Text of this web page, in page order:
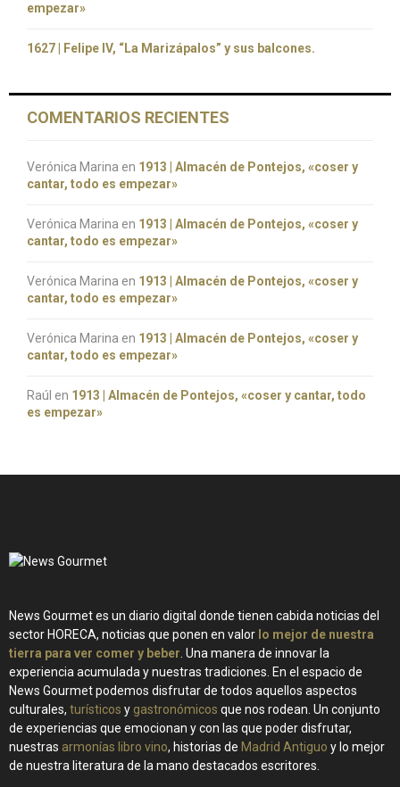
empezar»
1627 | Felipe IV, “La Marizápalos” y sus balcones.
COMENTARIOS RECIENTES
Verónica Marina en 1913 | Almacén de Pontejos, «coser y
cantar, todo es empezar»
Verónica Marina en 1913 | Almacén de Pontejos, «coser y
cantar, todo es empezar»
Verónica Marina en 1913 | Almacén de Pontejos, «coser y
cantar, todo es empezar»
Verónica Marina en 1913 | Almacén de Pontejos, «coser y
cantar, todo es empezar»
Raúl en 1913 | Almacén de Pontejos, «coser y cantar, todo
es empezar»
News Gourmet es un diario digital donde tienen cabida noticias del
sector HORECA, noticias que ponen en valor lo mejor de nuestra
tierra para ver comer y beber . Una manera de innovar la
experiencia acumulada y nuestras tradiciones. En el espacio de
News Gourmet podemos disfrutar de todos aquellos aspectos
culturales, turísticos y gastronómicos que nos rodean. Un conjunto
de experiencias que emocionan y con las que poder disfrutar,
nuestras armonías libro vino, historias de Madrid Antiguo y lo mejor
de nuestra literatura de la mano destacados escritores.